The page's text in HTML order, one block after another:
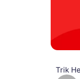
Trik